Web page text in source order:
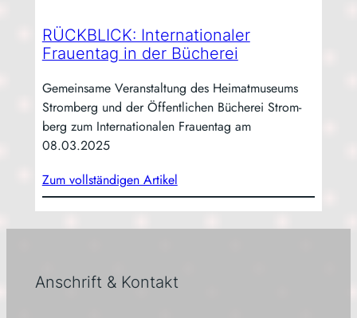
RÜCKBLICK: Internationaler
Frauentag in der Bücherei
Gemein­sa­me Ver­an­stal­tung des Hei­mat­mu­se­ums
Strom­berg und der Öffent­li­chen Büche­rei Strom­
berg zum Inter­na­tio­na­len Frau­en­tag am
08.03.2025
Zum voll­stän­di­gen Artikel
Anschrift & Kontakt